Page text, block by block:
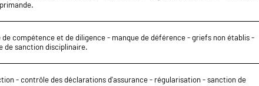
de compétence et de diligence - manque de déférence - griefs non établis -
de sanction disciplinaire.
- contrôle des déclarations d'assurance - régularisation - sanction de